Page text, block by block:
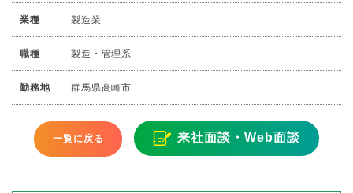
業種 製造業
職種 製造・管理系
勤務地 群馬県高崎市
一覧に戻る 来社面談・Web面談